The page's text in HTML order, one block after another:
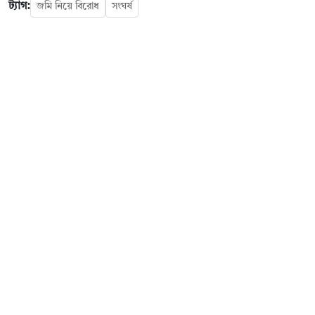
ট্যাগ: জমি নিয়ে বিরোধ সংঘর্ষ